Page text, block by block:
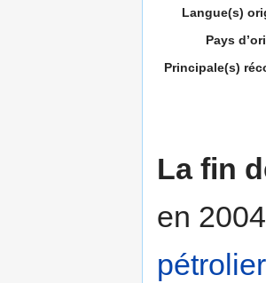
Langue(s)
Pays
Principale(s)
La fin
en
pétrolier